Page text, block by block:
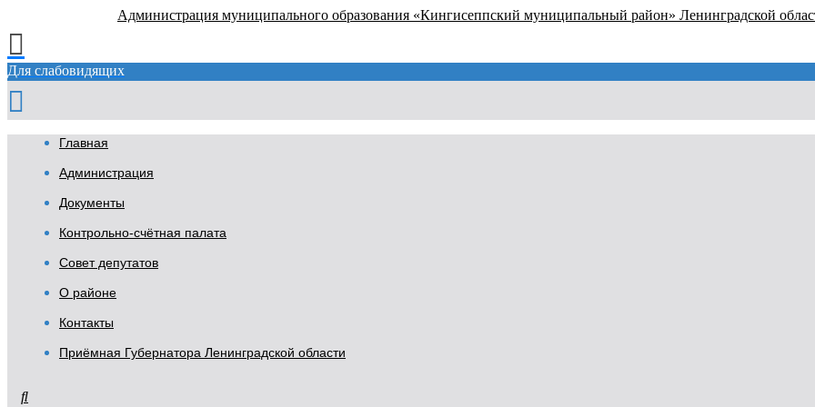
Администрация муниципального образования «Кингисеппский муниципальный район» Ленинградской
Для слабовидящих
Главная
Администрация
Документы
Контрольно-счётная палата
Совет депутатов
О районе
Контакты
Приёмная Губернатора Ленинградской области